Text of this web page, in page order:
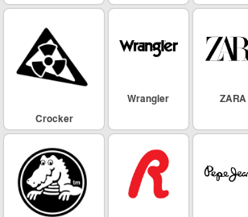
ZARA
Wrangler
Crocker